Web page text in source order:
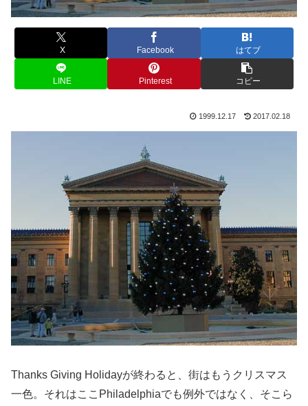
X Facebook はてブ
LINE Pinterest コピー
1999.12.17 2017.02.18
Thanks Giving Holidayが終わると、街はもうクリスマス
一色。それはここPhiladelphiaでも例外ではなく、そこら